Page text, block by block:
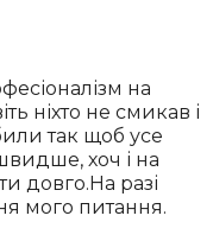
на
ніхто не смикав і
так щоб усе
хоч і на
довго.На разі
мого питання.